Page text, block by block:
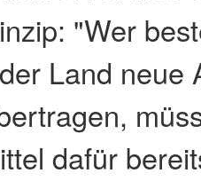
"Wer
Land neue
dafür